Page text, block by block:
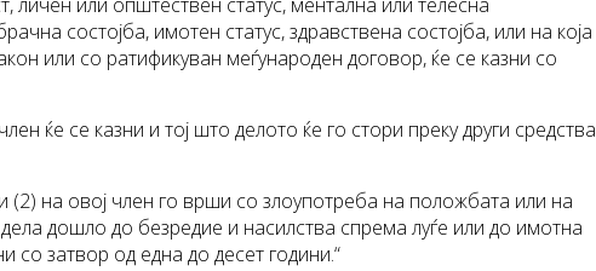
личен или општествен статус, ментална или телесна
состојба, имотен статус, здравствена состојба, или на која
или со ратификуван меѓународен договор, ќе се казни со
ќе се казни и тој што делото ќе го стори преку други средства
(2) на овој член го врши со злоупотреба на положбата или на
дошло до безредие и насилства спрема луѓе или до имотна
со затвор од една до десет години.“